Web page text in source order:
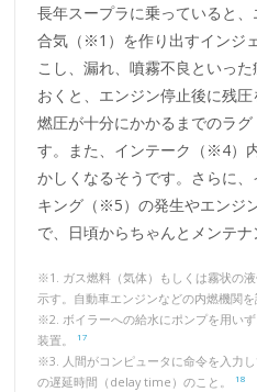
長年スープラに乗っていると
合気（※1）を作り出すインジ
こし、漏れ、噴霧不良といっ
おくと、エンジン停止後に残
燃圧が十分にかかるまでのラ
す。また、インテーク（※4）
かしくなるそうです。さらに
キング（※5）の発生やエンジ
で、日頃からちゃんとメンテナ
※1. ガス燃料（気体）もしくは霧状の
示す。自動車エンジンなどの内燃機関
※2. ボイラーへの給水にポンプを用い
装置。
17
※3. 人間がコンピュータに命令を入力
の遅延時間（delay time）のこと。
18